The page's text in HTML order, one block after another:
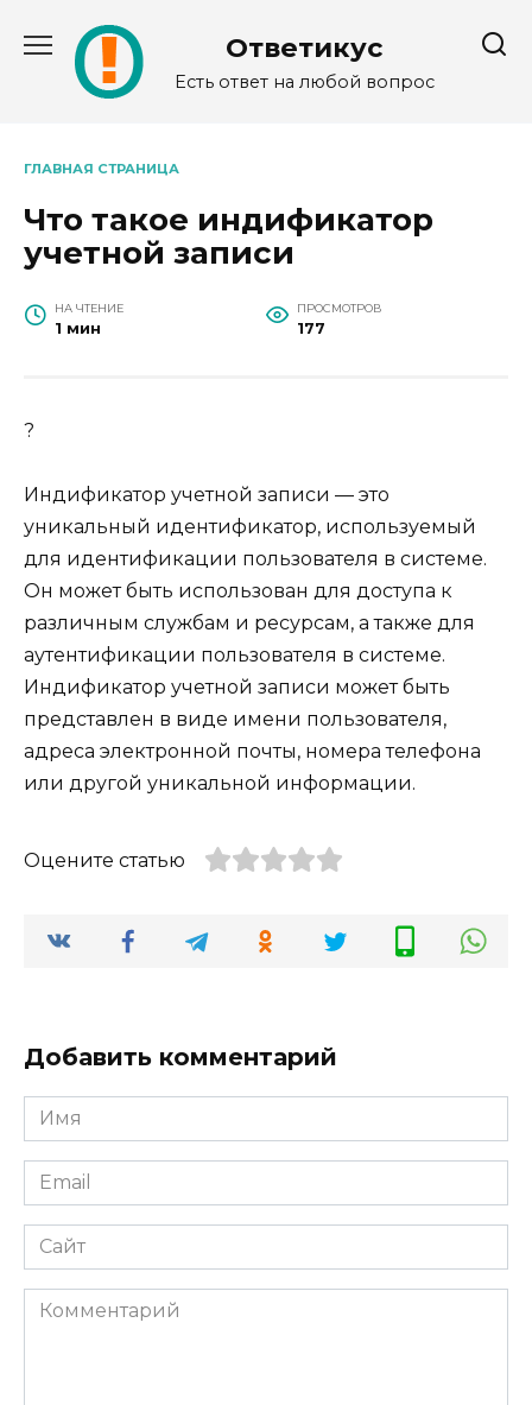
содержанию
Ответикус
Есть ответ на любой вопрос
ГЛАВНАЯ СТРАНИЦА
Что такое индификатор
учетной записи
НА ЧТЕНИЕ
1 мин
ПРОСМОТРОВ
177
?
Индификатор учетной записи — это
уникальный идентификатор, используемый
для идентификации пользователя в системе.
Он может быть использован для доступа к
различным службам и ресурсам, а также для
аутентификации пользователя в системе.
Индификатор учетной записи может быть
представлен в виде имени пользователя,
адреса электронной почты, номера телефона
или другой уникальной информации.
Оцените статью
Добавить комментарий
Имя
*
Email
*
Сайт
Комментарий